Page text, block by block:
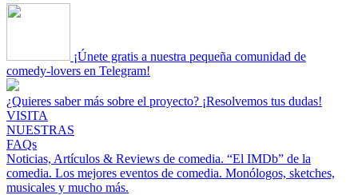
¡Únete gratis a nuestra pequeña comunidad de
comedy-lovers en Telegram!
¿Quieres saber más sobre el proyecto? ¡Resolvemos tus dudas!
VISITA
NUESTRAS
FAQs
Noticias, Artículos & Reviews de comedia. “El IMDb” de la
comedia. Los mejores eventos de comedia. Monólogos, sketches,
musicales y mucho más.